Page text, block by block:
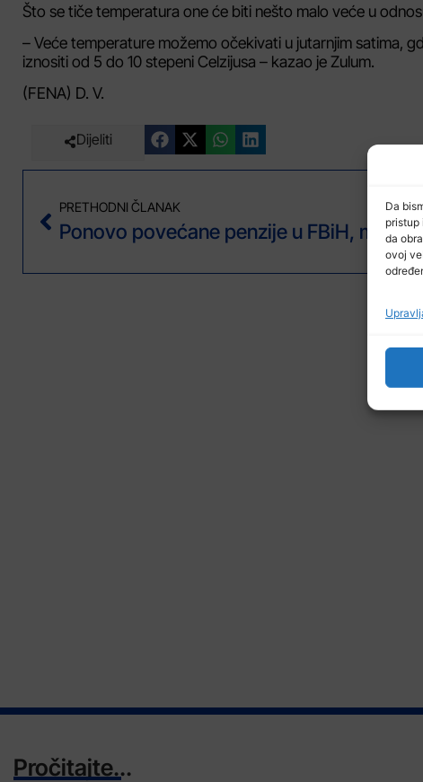
Da
pristup
da
ovoj
Što se tiče temperatura one će biti nešto malo veće u
– Veće temperature možemo očekivati u jutarnjim satima,
iznositi od 5 do 10 stepeni Celzijusa – kazao je Zulum.
(FENA) D. V.
Dijeliti
PRETHODNI ČLANAK
Ponovo povećane
Pročitajte...